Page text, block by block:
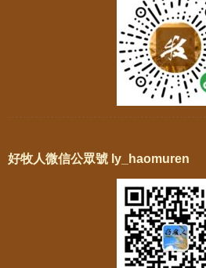
好牧人微信公眾號 ly_haomuren